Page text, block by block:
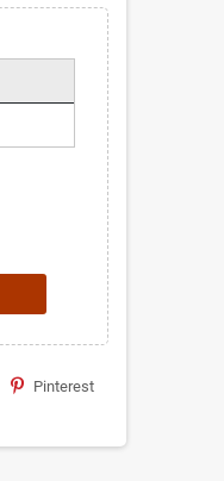
Pinterest